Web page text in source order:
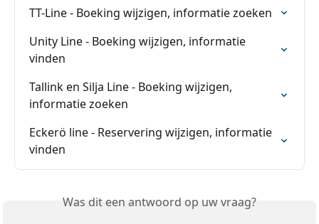
TT-Line - Boeking wijzigen, informatie zoeken
Unity Line - Boeking wijzigen, informatie
vinden
Tallink en Silja Line - Boeking wijzigen,
informatie zoeken
Eckerö line - Reservering wijzigen, informatie
vinden
Was dit een antwoord op uw vraag?